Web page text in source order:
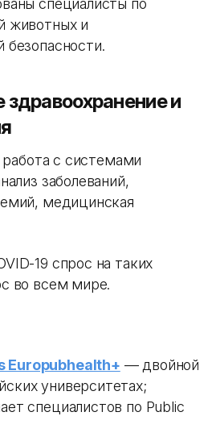
специалисты по
животных и
безопасности.
и
с системами
заболеваний,
медицинская
19 спрос на таких
во всем мире.
Europubhealth+ — двойной
университетах;
специалистов по Public